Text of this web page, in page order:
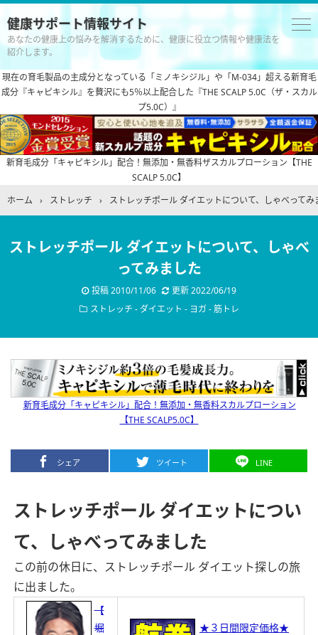
健康サポート情報サイト
あなたの健康上の悩みを解消するために、健康に役立つ情報や健康法を
紹介します。
現在の育毛製品の主成分となっている「ミノキシジル」や「M-034」超える新育毛
成分『キャピキシル』を贅沢にも5％以上配合した『THE SCALP 5.0C（ザ・スカル
プ5.0C）』
新育毛成分「キャピキシル」配合！無添加・無香料ザスカルプローション【THE
SCALP 5.0C】
ホーム
› ストレッチ › ストレッチポール ダイエットについて、しゃべってみ
ストレッチポール ダイエットについて、しゃべ
ってみました
投稿2010/11/06 更新2022/06/19
ストレッチ - ダイエット - ヨガ-筋トレ
新育毛成分「キャピキシル」配合！無添加・無香料スカルプローション
【THE SCALP5.0C】
シェア ツイート LINE
ストレッチポール ダイエットについ
て、しゃべってみました
この前の休日に、ストレッチポール ダイエット探しの旅
に出ました。
【
堀
★３日間限定価格★